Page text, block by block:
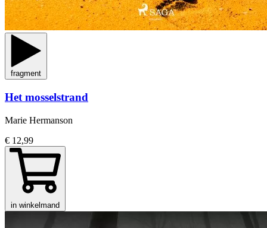
fragment
Het mosselstrand
Marie Hermanson
€ 12,99
in winkelmand